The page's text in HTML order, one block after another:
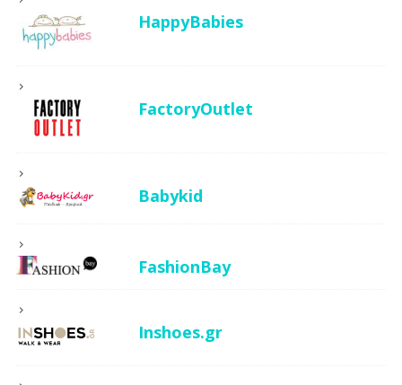
HappyBabies
FactoryOutlet
Babykid
FashionBay
Inshoes.gr